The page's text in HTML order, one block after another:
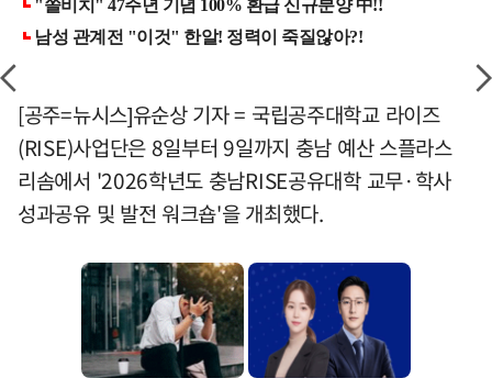
[공주=뉴시스]유순상 기자 = 국립공주대학교 라이즈
(RISE)사업단은 8일부터 9일까지 충남 예산 스플라스
리솜에서 '2026학년도 충남RISE공유대학 교무·학사
성과공유 및 발전 워크숍'을 개최했다.